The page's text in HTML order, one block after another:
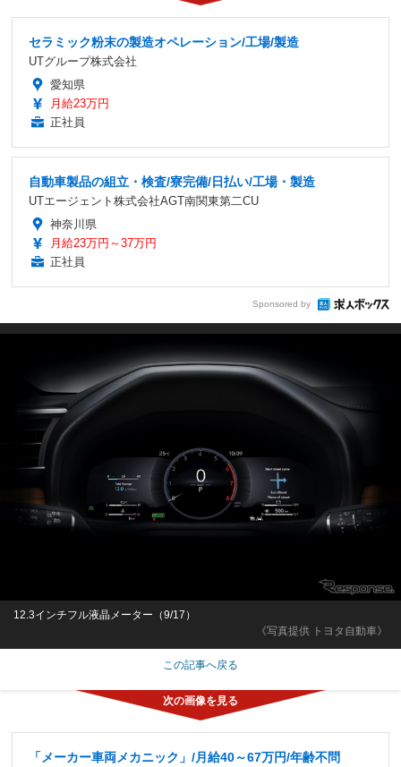
セラミック粉末の製造オペレーション/工場/製造
UTグループ株式会社
愛知県
月給23万円
正社員
自動車製品の組立・検査/寮完備/日払い/工場・製造
UTエージェント株式会社AGT南関東第二CU
神奈川県
月給23万円～37万円
正社員
Sponsored by
《写真提供 トヨタ自動車》
12.3インチフル液晶メーター（9/17）
この記事へ戻る
「メーカー車両メカニック」/月給40～67万円/年齢不問